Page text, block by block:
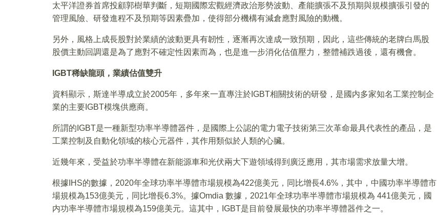
太平洋證券首席投顧郭樹華判斷，短期國際宏觀經濟政治形勢波動、產能擴張不及預期與規模擴張引發的
管理風險、研發進程不及預期等因素疊加，使得部分機構有減倉應對風險的動機。
另外，風格上成長股對於業績的波動更具有韌性，逐漸再次達成一致預期，因此，這些傳統的老牌白馬股
股價主動回調還是為了應對不確定性因素而為，也是進一步消化估值壓力，整體補跌過後，還有機會。
IGBT稀缺龍頭，業績估值雙升
資料顯示，斯達半導成立於2005年，多年來一直專注於IGBT相關技術的研發，是國内多家知名工業控制企
業的主要IGBT模塊供應商。
所謂的IGBT是一種新型功率半導體器件，是國際上公認的電力電子技術第三次革命最具代表性的產品，是
工業控制及自動化領域的核心元器件，其作用類似於人類的心臟。
近幾年來，受益於功率半導體在新能源車和光伏兩大下遊領域得到廣泛應用，其市場需求放量大增。
根據IHS的數據，2020年全球功率半導體市場規模為422億美元，同比增長4.6%，其中，中國功率半導體市
場規模為153億美元，同比增長6.3%。據Omdia 數據，2021年全球功率半導體市場規模為 441億美元，國
内功率半導體市場規模為159億美元。這其中，IGBT是目前發展最快的功率半導體器件之一。